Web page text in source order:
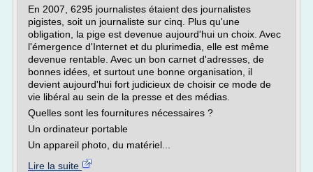
En 2007, 6295 journalistes étaient des journalistes
pigistes, soit un journaliste sur cinq. Plus qu'une
obligation, la pige est devenue aujourd'hui un choix. Avec
l'émergence d'Internet et du plurimedia, elle est même
devenue rentable. Avec un bon carnet d'adresses, de
bonnes idées, et surtout une bonne organisation, il
devient aujourd'hui fort judicieux de choisir ce mode de
vie libéral au sein de la presse et des médias.
Quelles sont les fournitures nécessaires ?
Un ordinateur portable
Un appareil photo, du matériel...
Lire la suite